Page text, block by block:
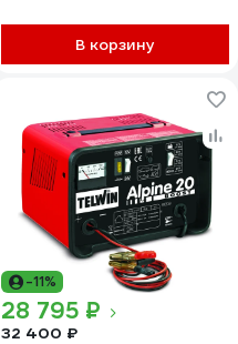
В корзину
-11%
28 795 ₽
32 400 ₽